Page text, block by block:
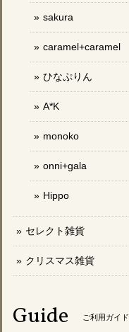
sakura
caramel+caramel
ひなぷりん
A*K
monoko
onni+gala
Hippo
セレクト雑貨
クリスマス雑貨
Guide ご利用ガイド